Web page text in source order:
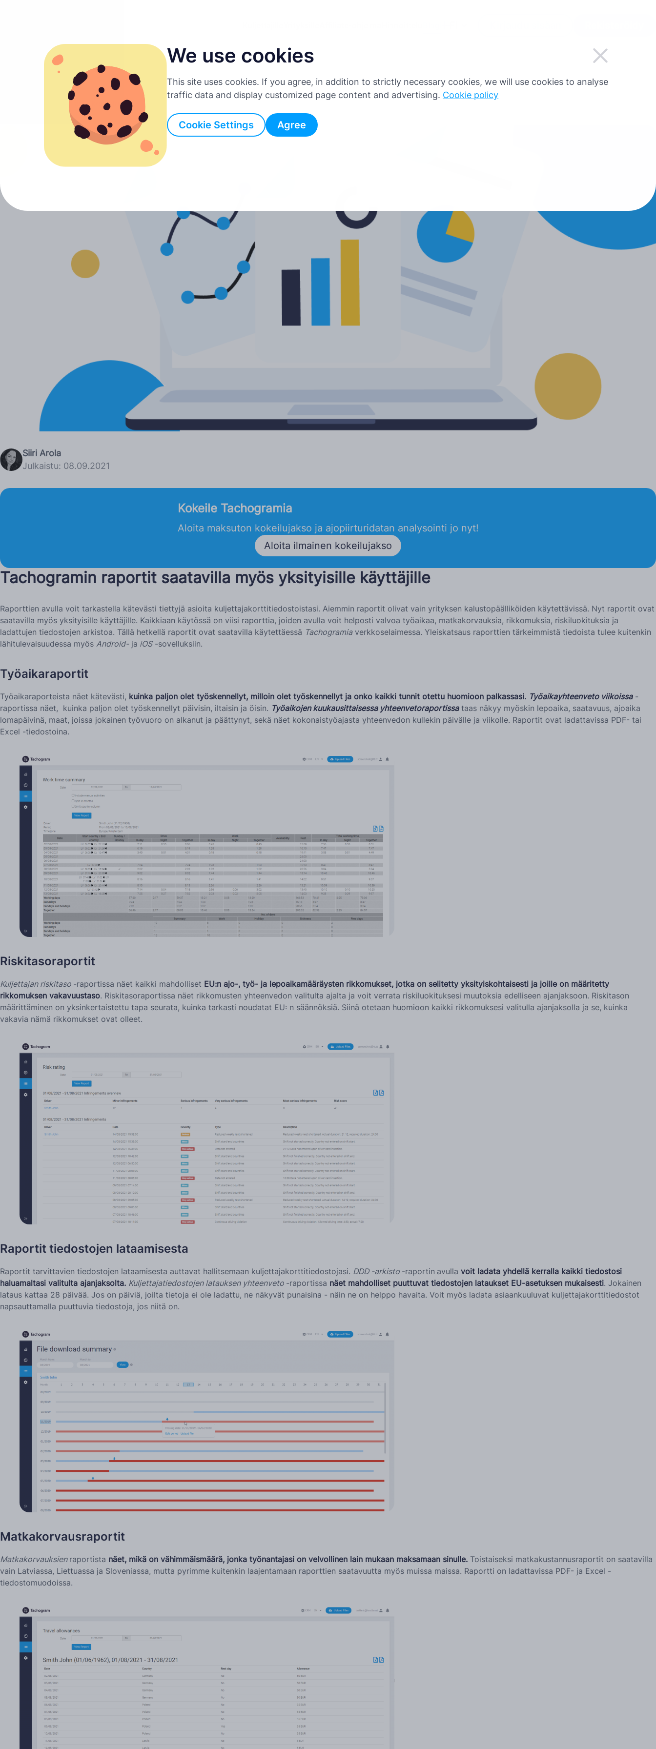
We use cookies
This site uses cookies. If you agree, in addition to strictly necessary cookies, we will use cookies to analyse
traffic data and display customized page content and advertising. Cookie policy
Cookie Settings Agree
Suomi
Español
Takaisin kaikkiin artikkeleihin
Siiri Arola
Julkaistu: 08.09.2021
Kokeile Tachogramia
Aloita maksuton kokeilujakso ja ajopiirturidatan analysointi jo nyt!
Aloita ilmainen kokeilujakso
Tachogramin raportit saatavilla myös yksityisille käyttäjille
Raporttien avulla voit tarkastella kätevästi tiettyjä asioita kuljettajakorttitiedostoistasi. Aiemmin raportit olivat vain yrityksen kalustopäälliköiden käytettävissä. Nyt raportit ovat
saatavilla myös yksityisille käyttäjille. Kaikkiaan käytössä on viisi raporttia, joiden avulla voit helposti valvoa työaikaa, matkakorvauksia, rikkomuksia, riskiluokituksia ja
ladattujen tiedostojen arkistoa. Tällä hetkellä raportit ovat saatavilla käytettäessä Tachogramiaverkkoselaimessa. Yleiskatsaus raporttien tärkeimmistä tiedoista tulee kuitenkin
lähitulevaisuudessa myös Android-ja iOS-sovelluksiin.
Työaikaraportit
Työaikaraporteista näet kätevästi, kuinka paljon olet työskennellyt, milloin olet työskennellyt ja onko kaikki tunnit otettu huomioon palkassasi. Työaikayhteenveto viikoissa-
raportissa näet, kuinka paljon olet työskennellyt päivisin, iltaisin ja öisin. Työaikojen kuukausittaisessa yhteenvetoraportissataas näkyy myöskin lepoaika, saatavuus, ajoaika
lomapäivinä, maat, joissa jokainen työvuoro on alkanut ja päättynyt, sekä näet kokonaistyöajasta yhteenvedon kullekin päivälle ja viikolle. Raportit ovat ladattavissa PDF- tai
Excel -tiedostoina.
Riskitasoraportit
Kuljettajan riskitaso -raportissa näet kaikki mahdolliset EU:n ajo-, työ- ja lepoaikamääräysten rikkomukset, jotka on selitetty yksityiskohtaisesti ja joille on määritetty
rikkomuksen vakavuustaso. Riskitasoraportissa näet rikkomusten yhteenvedon valitulta ajalta ja voit verrata riskiluokituksesi muutoksia edelliseen ajanjaksoon. Riskitason
määrittäminen on yksinkertaistettu tapa seurata, kuinka tarkasti noudatat EU: n säännöksiä. Siinä otetaan huomioon kaikki rikkomuksesi valitulla ajanjaksolla ja se, kuinka
vakavia nämä rikkomukset ovat olleet.
Raportit tiedostojen lataamisesta
Raportit tarvittavien tiedostojen lataamisesta auttavat hallitsemaan kuljettajakorttitiedostojasi. DDD -arkisto -raportin avulla voit ladata yhdellä kerralla kaikki tiedostosi
haluamaltasi valitulta ajanjaksolta. Kuljettajatiedostojen latauksen yhteenveto -raportissa näet mahdolliset puuttuvat tiedostojen lataukset EU-asetuksen mukaisesti. Jokainen
lataus kattaa 28 päivää. Jos on päiviä, joilta tietoja ei ole ladattu, ne näkyvät punaisina - näin ne on helppo havaita. Voit myös ladata asiaankuuluvat kuljettajakorttitiedostot
napsauttamalla puuttuvia tiedostoja, jos niitä on.
Matkakorvausraportit
Matkakorvauksien raportista näet, mikä on vähimmäismäärä, jonka työnantajasi on velvollinen lain mukaan maksamaan sinulle. Toistaiseksi matkakustannusraportit on saatavilla
vain Latviassa, Liettuassa ja Sloveniassa, mutta pyrimme kuitenkin laajentamaan raporttien saatavuutta myös muissa maissa. Raportti on ladattavissa PDF- ja Excel -
tiedostomuodoissa.